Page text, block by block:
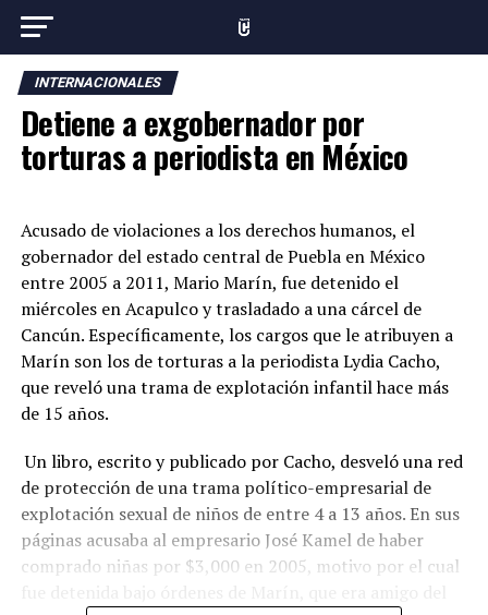
INTERNACIONALES
Detiene a exgobernador por
torturas a periodista en México
Acusado de violaciones a los derechos humanos, el
gobernador del estado central de Puebla en México
entre 2005 a 2011, Mario Marín, fue detenido el
miércoles en Acapulco y trasladado a una cárcel de
Cancún. Específicamente, los cargos que le atribuyen a
Marín son los de torturas a la periodista Lydia Cacho,
que reveló una trama de explotación infantil hace más
de 15 años.
Un libro, escrito y publicado por Cacho, desveló una red
de protección de una trama político-empresarial de
explotación sexual de niños de entre 4 a 13 años. En sus
páginas acusaba al empresario José Kamel de haber
comprado niñas por $3,000 en 2005, motivo por el cual